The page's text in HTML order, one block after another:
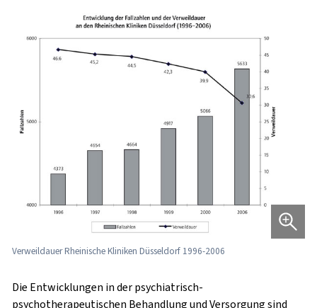
Verweildauer Rheinische Kliniken Düsseldorf 1996-2006
Die Entwicklungen in der psychiatrisch-
psychotherapeutischen Behandlung und Versorgung sind